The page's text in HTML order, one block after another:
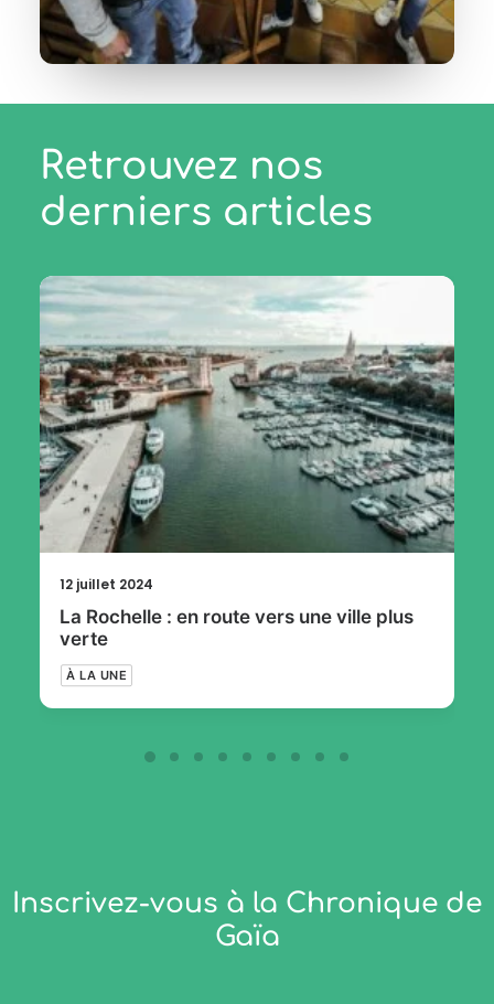
Retrouvez nos
derniers articles
12 juillet 2024
La Rochelle : en route vers une ville plus
verte
À LA UNE
Inscrivez-vous à la Chronique de
Gaïa